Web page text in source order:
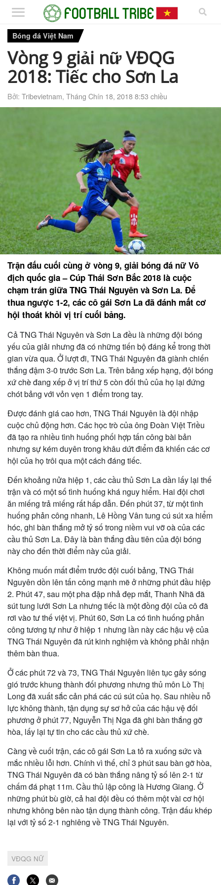
Bóng đá Việt Nam
Vòng 9 giải nữ VĐQG
2018: Tiếc cho Sơn La
Bởi: Tribevietnam, Tháng Chín 18, 2018 8:53 chiều
Trận đấu cuối cùng ở vòng 9, giải bóng đá nữ Vô
địch quốc gia – Cúp Thái Sơn Bắc 2018 là cuộc
chạm trán giữa TNG Thái Nguyên và Sơn La. Để
thua ngược 1-2, các cô gái Sơn La đã đánh mất cơ
hội thoát khỏi vị trí cuối bảng.
Cả TNG Thái Nguyên và Sơn La đều là những đội bóng
yếu của giải nhưng đã có những tiến bộ đáng kể trong thời
gian vừa qua. Ở lượt đi, TNG Thái Nguyên đã giành chiến
thắng đậm 3-0 trước Sơn La. Trên bảng xếp hạng, đội bóng
xứ chè đang xếp ở vị trí thứ 5 còn đối thủ của họ lại đứng
chót bảng với vỏn vẹn 1 điểm trong tay.
Được đánh giá cao hơn, TNG Thái Nguyên là đội nhập
cuộc chủ động hơn. Các học trò của ông Đoàn Việt Triều
đã tạo ra nhiều tình huống phối hợp tấn công bài bản
nhưng sự kém duyên trong khâu dứt điểm đã khiến các cơ
hội của họ trôi qua một cách đáng tiếc.
Đến khoảng nửa hiệp 1, các cầu thủ Sơn La dần lấy lại thế
trận và có một số tình huống khá nguy hiểm. Hai đội chơi
ăn miếng trả miếng rất hấp dẫn. Đến phút 37, từ một tình
huống phản công nhanh, Lê Hồng Vân tung cú sút xa hiểm
hóc, ghi bàn thắng mở tỷ số trong niềm vui vỡ oà của các
cầu thủ Sơn La. Đây là bàn thắng đầu tiên của đội bóng
này cho đến thời điểm này của giải.
Không muốn mất điểm trước đội cuối bảng, TNG Thái
Nguyên dồn lên tấn công mạnh mẽ ở những phút đầu hiệp
2. Phút 47, sau một pha đập nhả đẹp mắt, Thanh Nhã đã
sút tung lưới Sơn La nhưng tiếc là một đồng đội của cô đã
rơi vào tư thế việt vị. Phút 60, Sơn La có tình huống phản
công tương tự như ở hiệp 1 nhưng lần này các hậu vệ của
TNG Thái Nguyên đã rút kinh nghiệm và không phải nhận
thêm bàn thua.
Ở các phút 72 và 73, TNG Thái Nguyên liên tục gây sóng
gió trước khung thành đối phương nhưng thủ môn Lò Thị
Long đã xuất sắc cản phá các cú sút của họ. Sau nhiều nỗ
lực không thành, tận dụng sự sơ hở của các hậu vệ đối
phương ở phút 77, Nguyễn Thị Nga đã ghi bàn thắng gỡ
hòa, lấy lại tự tin cho các cầu thủ xứ chè.
Càng về cuối trận, các cô gái Sơn La tỏ ra xuống sức và
mắc nhiều lỗi hơn. Chính vì thế, chỉ 3 phút sau bàn gỡ hòa,
TNG Thái Nguyên đã có bàn thắng nâng tỷ số lên 2-1 từ
chấm đá phạt 11m. Cầu thủ lập công là Hương Giang. Ở
những phút bù giờ, cả hai đội đều có thêm một vài cơ hội
nhưng không bên nào tận dụng thành công. Trận đấu khép
lại với tỷ số 2-1 nghiêng về TNG Thái Nguyên.
VĐQG NỮ